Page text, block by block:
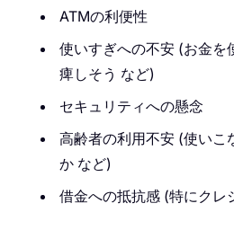
ATMの利便性
使いすぎへの不安 (お金を
痺しそう など)
セキュリティへの懸念
高齢者の利用不安 (使いこ
か など)
借金への抵抗感 (特にクレ